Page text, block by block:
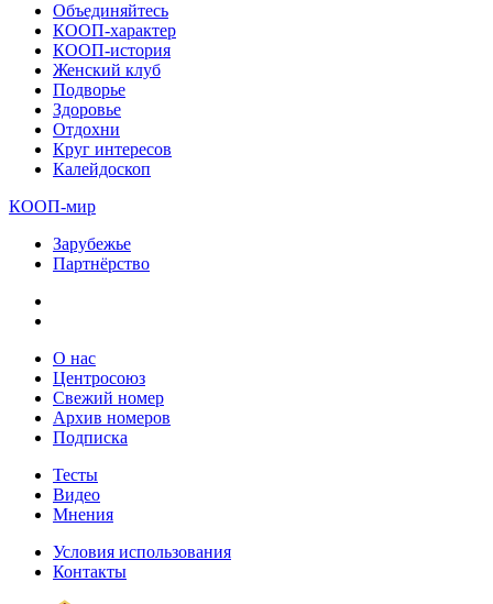
Объединяйтесь
КООП-характер
КООП-история
Женский клуб
Подворье
Здоровье
Отдохни
Круг интересов
Калейдоскоп
КООП-мир
Зарубежье
Партнёрство
О нас
Центросоюз
Свежий номер
Архив номеров
Подписка
Тесты
Видео
Мнения
Условия использования
Контакты